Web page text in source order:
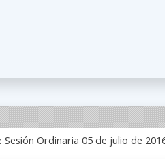
Sesión Ordinaria 05 de julio de